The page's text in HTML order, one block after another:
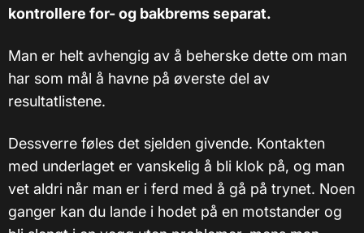
kontrollere for- og bakbrems separat.
Man er helt avhengig av å beherske dette om man
har som mål å havne på øverste del av
resultatlistene.
Dessverre føles det sjelden givende. Kontakten
med underlaget er vanskelig å bli klok på, og man
vet aldri når man er i ferd med å gå på trynet. Noen
ganger kan du lande i hodet på en motstander og